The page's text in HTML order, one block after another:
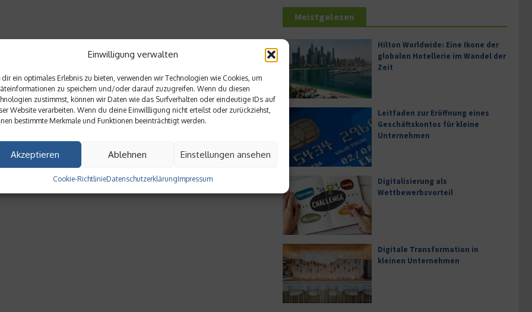
Einwilligung verwalten
dir ein optimales Erlebnis zu bieten, verwenden wir Technologien wie Cookies, um
zu speichern und/oder darauf zuzugreifen. Wenn du diesen
zustimmst, können wir Daten wie das Surfverhalten oder eindeutige IDs auf
Website verarbeiten. Wenn du deine Einwillligung nicht erteilst oder zurückziehst,
bestimmte Merkmale und Funktionen beeinträchtigt werden.
Akzeptieren Ablehnen Einstellungen ansehen
Cookie-RichtlinieDatenschutzerklärungImpressum
Meistgelesen
Hilton Worldwide: Eine Ikone der
globalen Hotellerie im Wandel der
Zeit
Leitfaden zur Eröffnung eines
Geschäftskontos für kleine
Unternehmen
Digitalisierung als
Wettbewerbsvorteil
Digitale Transformation in
kleinen Unternehmen